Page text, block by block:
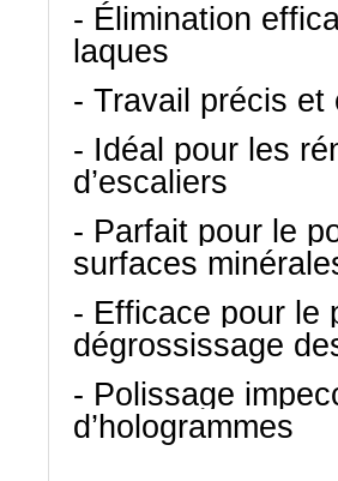
- Élimination
laques
- Travail précis
- Idéal pour les
d’escaliers
- Parfait pour le
surfaces
- Efficace pour le
dégrossissage
- Polissage
d’hologrammes